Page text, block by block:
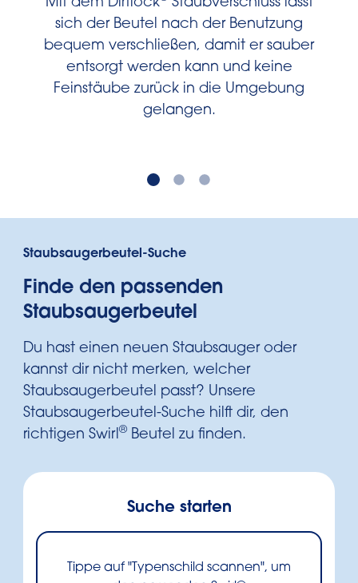
Mit dem Dirtlock
Staubverschluss lässt
sich der Beutel nach der Benutzung
bequem verschließen, damit er sauber
entsorgt werden kann und keine
Feinstäube zurück in die Umgebung
gelangen.
Staubsaugerbeutel-Suche
Finde den passenden
Staubsaugerbeutel
Du hast einen neuen Staubsauger oder
kannst dir nicht merken, welcher
Staubsaugerbeutel passt? Unsere
Staubsaugerbeutel-Suche hilft dir, den
richtigen Swirl® Beutel zu finden.
Suche starten
Tippe auf "Typenschild scannen", um